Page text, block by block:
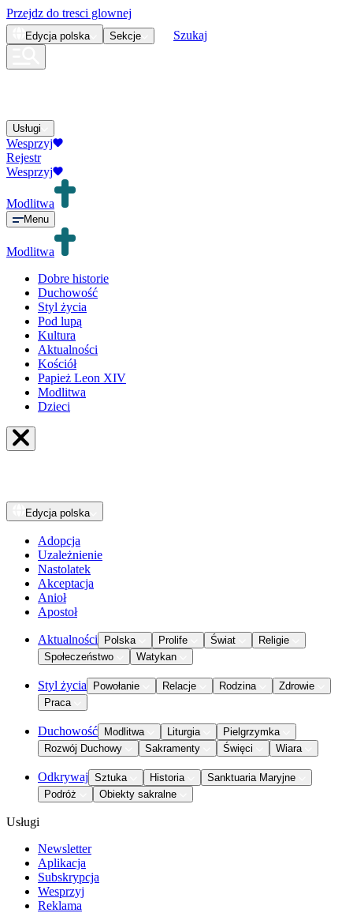
Przejdz do tresci glownej
Edycja polska Sekcje Szukaj
Usługi
Wesprzyj
Rejestr
Wesprzyj
Modlitwa
Menu
Modlitwa
Dobre historie
Duchowość
Styl życia
Pod lupą
Kultura
Aktualności
Kościół
Papież Leon XIV
Modlitwa
Dzieci
Edycja polska
Adopcja
Uzależnienie
Nastolatek
Akceptacja
Anioł
Apostoł
Aktualności Polska Prolife Świat
Religie
Społeczeństwo
Watykan
Styl życia Powołanie Relacje Rodzina
Zdrowie
Praca
Duchowość Modlitwa Liturgia
Pielgrzymka
Rozwój Duchowy
Sakramenty Święci Wiara
Odkrywaj Sztuka Historia
Sanktuaria Maryjne
Podróż
Obiekty sakralne
Usługi
Newsletter
Aplikacja
Subskrypcja
Wesprzyj
Reklama